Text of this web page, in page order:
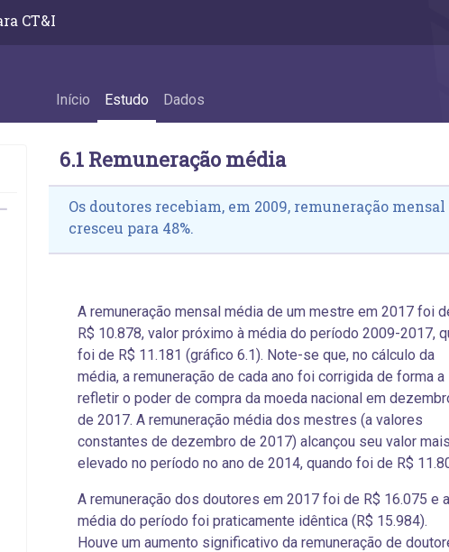
Remuneração média
CT&I
Início Estudo Dados
6.1 Remuneração média
Os doutores recebiam, em 2009, remuneração
cresceu para 48%.
A remuneração mensal média de um mestre em 2017 foi
R$ 10.878, valor próximo à média do período 2009-2017,
foi de R$ 11.181 (gráfico 6.1). Note-se que, no cálculo da
média, a remuneração de cada ano foi corrigida de forma a
refletir o poder de compra da moeda nacional em
de 2017. A remuneração média dos mestres (a valores
constantes de dezembro de 2017) alcançou seu valor mais
elevado no período no ano de 2014, quando foi de R$
A remuneração dos doutores em 2017 foi de R$ 16.075 e a
média do período foi praticamente idêntica (R$ 15.984).
Houve um aumento significativo da remuneração de